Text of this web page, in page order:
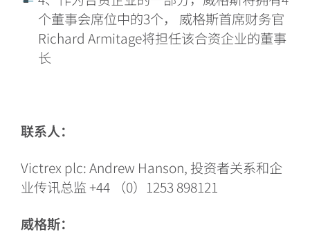
个董事会席位中的3个， 威格斯首席财务官
Richard Armitage将担任该合资企业的董事
长
联系人：
Victrex plc: Andrew Hanson, 投资者关系和企
业传讯总监 +44 （0）1253 898121
威格斯：